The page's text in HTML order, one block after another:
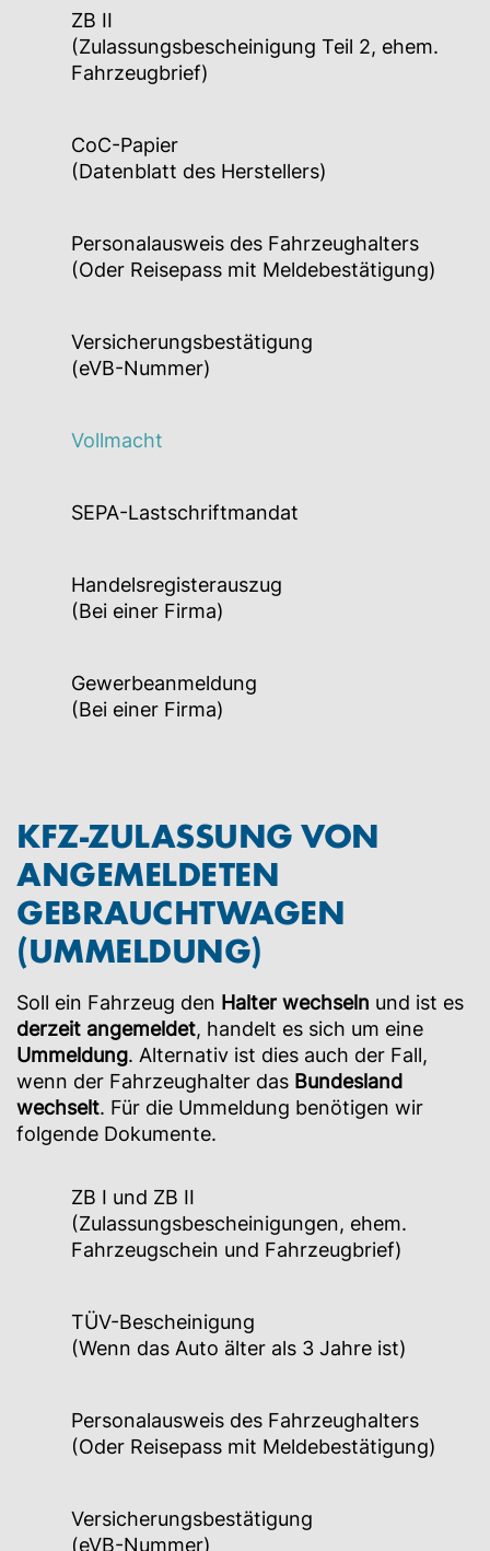
ZB II
(Zulassungsbescheinigung Teil 2, ehem.
Fahrzeugbrief)
CoC-Papier
(Datenblatt des Herstellers)
Personalausweis des Fahrzeughalters
(Oder Reisepass mit Meldebestätigung)
Versicherungsbestätigung
(eVB-Nummer)
Vollmacht
SEPA-Lastschriftmandat
Handelsregisterauszug
(Bei einer Firma)
Gewerbeanmeldung
(Bei einer Firma)
KFZ-ZULASSUNG VON
ANGEMELDETEN
GEBRAUCHTWAGEN
(UMMELDUNG)
Soll ein Fahrzeug den Halter wechseln und ist es
derzeit angemeldet, handelt es sich um eine
Ummeldung. Alternativ ist dies auch der Fall,
wenn der Fahrzeughalter das Bundesland
wechselt. Für die Ummeldung benötigen wir
folgende Dokumente.
ZB I und ZB II
(Zulassungsbescheinigungen, ehem.
Fahrzeugschein und Fahrzeugbrief)
TÜV-Bescheinigung
(Wenn das Auto älter als 3 Jahre ist)
Personalausweis des Fahrzeughalters
(Oder Reisepass mit Meldebestätigung)
Versicherungsbestätigung
(eVB-Nummer)